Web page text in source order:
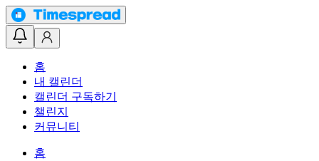
홈
내 캘린더
캘린더 구독하기
챌린지
커뮤니티
홈